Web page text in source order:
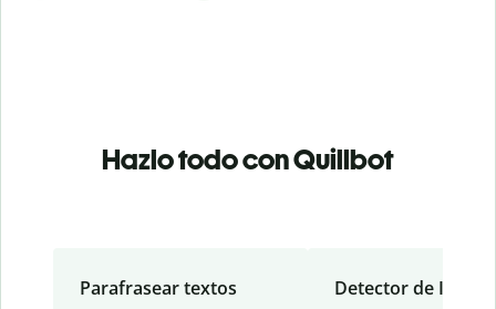
Hazlo todo con Quillbot
Parafrasear textos Detector de IA